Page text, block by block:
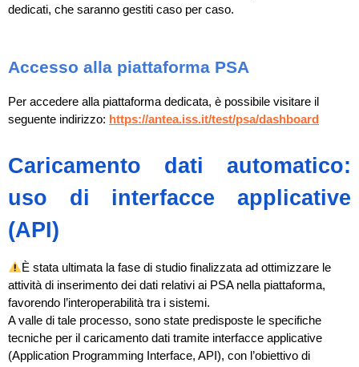
dedicati, che saranno gestiti caso per caso.
Accesso alla piattaforma PSA
Per accedere alla piattaforma dedicata, è possibile visitare il
seguente indirizzo: https://antea.iss.it/test/psa/dashboard
Caricamento dati automatico:
uso di interfacce applicative
(API)
È stata ultimata la fase di studio finalizzata ad ottimizzare le
attività di inserimento dei dati relativi ai PSA nella piattaforma,
favorendo l’interoperabilità tra i sistemi.
A valle di tale processo, sono state predisposte le specifiche
tecniche per il caricamento dati tramite interfacce applicative
(Application Programming Interface, API), con l’obiettivo di